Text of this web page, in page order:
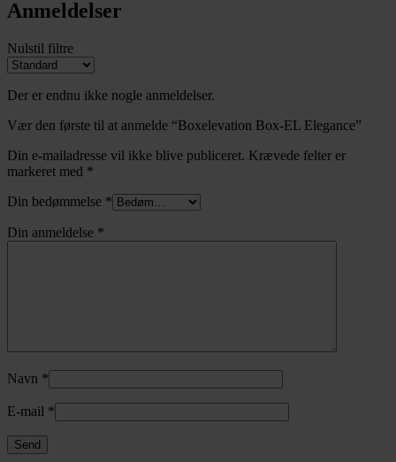
Anmeldelser
Nulstil filtre
Der er endnu ikke nogle anmeldelser.
Vær den første til at anmelde “Boxelevation Box-EL Elegance”
Din e-mailadresse vil ikke blive publiceret. Krævede felter er
markeret med *
Din bedømmelse *
Din anmeldelse *
Navn *
E-mail *